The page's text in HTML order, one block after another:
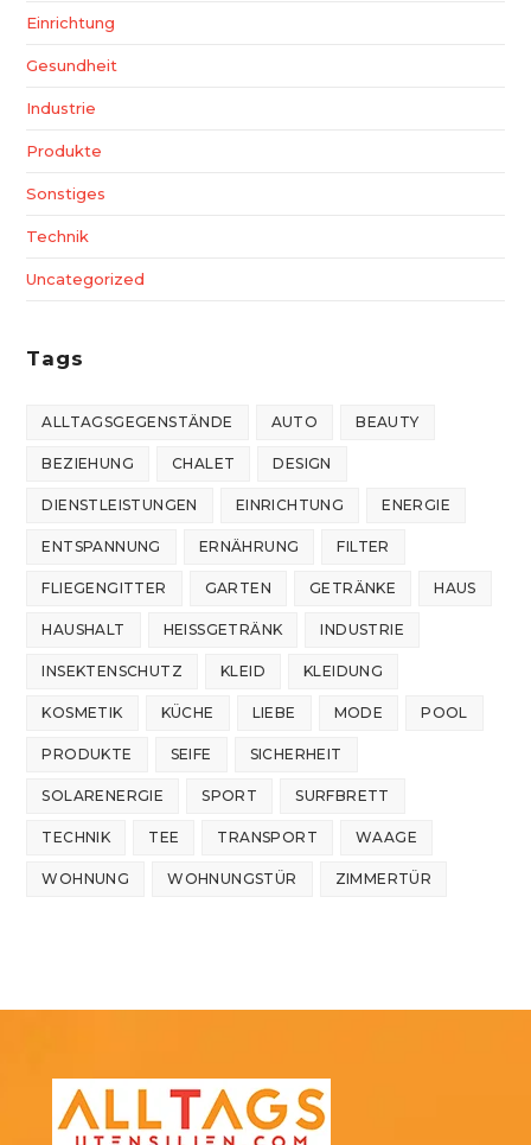
Einrichtung
Gesundheit
Industrie
Produkte
Sonstiges
Technik
Uncategorized
Tags
ALLTAGSGEGENSTÄNDE AUTO BEAUTY
BEZIEHUNG CHALET DESIGN
DIENSTLEISTUNGEN EINRICHTUNG ENERGIE
ENTSPANNUNG ERNÄHRUNG FILTER
FLIEGENGITTER GARTEN GETRÄNKE HAUS
HAUSHALT HEISSGETRÄNK INDUSTRIE
INSEKTENSCHUTZ KLEID KLEIDUNG
KOSMETIK KÜCHE LIEBE MODE POOL
PRODUKTE SEIFE SICHERHEIT
SOLARENERGIE SPORT SURFBRETT
TECHNIK TEE TRANSPORT WAAGE
WOHNUNG WOHNUNGSTÜR ZIMMERTÜR